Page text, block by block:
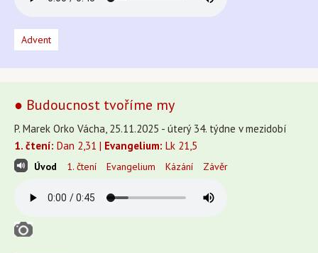
Advent
● Budoucnost tvoříme my
P. Marek Orko Vácha, 25.11.2025 - úterý 34. týdne v mezidobí
1. čtení: Dan 2,31 | Evangelium: Lk 21,5
Úvod 1. čtení Evangelium Kázání Závěr